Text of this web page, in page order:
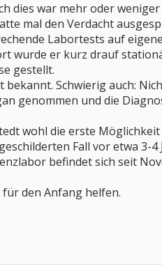
dies war mehr oder
mal den Verdacht
Labortests auf
wurde er kurz drauf
gestellt.
Schwierig auch:
genommen und die
wohl die erste
Fall vor etwa 3-4
befindet sich seit
den Anfang helfen.